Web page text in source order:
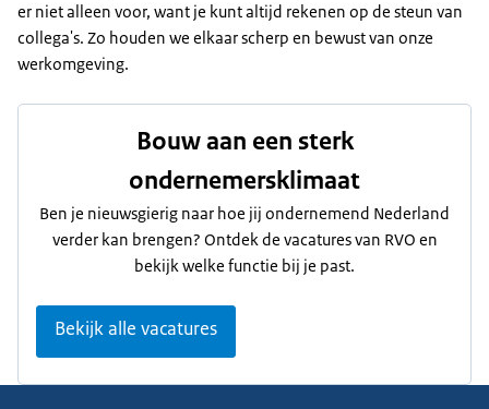
er niet alleen voor, want je kunt altijd rekenen op de steun van
collega's. Zo houden we elkaar scherp en bewust van onze
werkomgeving.
Bouw aan een sterk
ondernemersklimaat
Ben je nieuwsgierig naar hoe jij ondernemend Nederland
verder kan brengen? Ontdek de vacatures van RVO en
bekijk welke functie bij je past.
Bekijk alle vacatures